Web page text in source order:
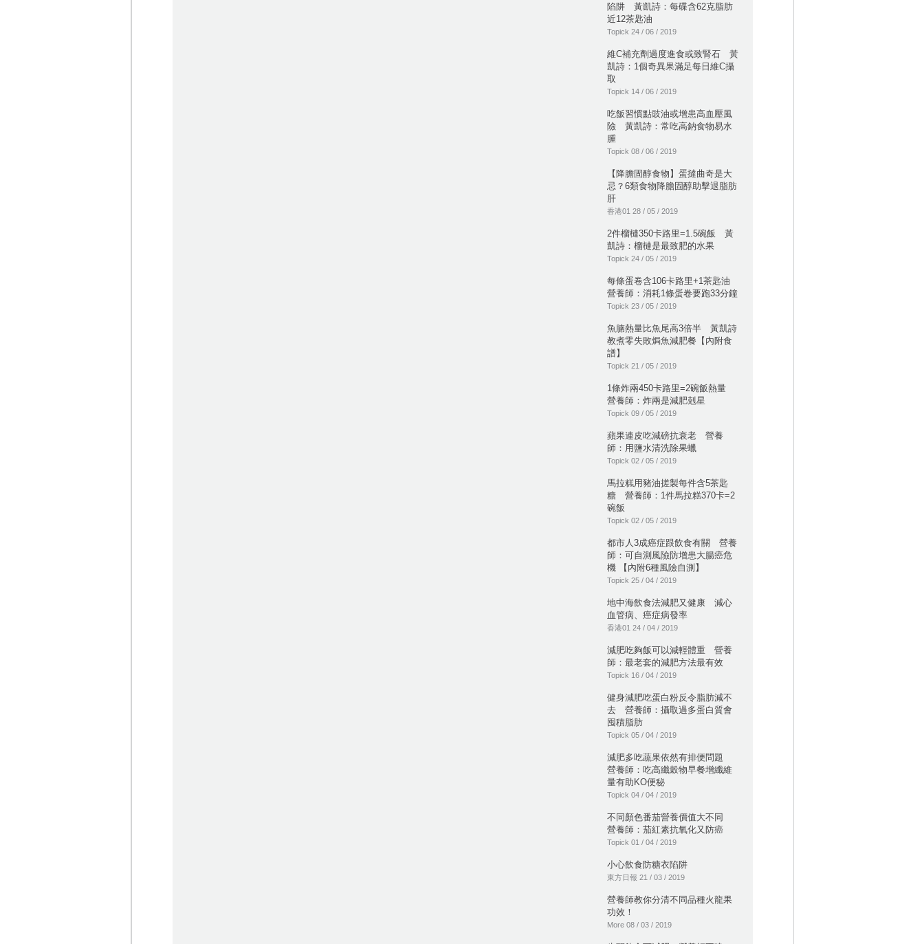
陷阱 黃凱詩：每碟含62克脂肪
近12茶匙油
Topick 24 / 06 / 2019
維C補充劑過度進食或致腎石 黃
凱詩：1個奇異果滿足每日維C攝
取
Topick 14 / 06 / 2019
吃飯習慣點豉油或增患高血壓風
險 黃凱詩：常吃高鈉食物易水
腫
Topick 08 / 06 / 2019
【降膽固醇食物】蛋撻曲奇是大
忌？6類食物降膽固醇助擊退脂肪
肝
香港01 28 / 05 / 2019
2件榴槤350卡路里=1.5碗飯 黃
凱詩：榴槤是最致肥的水果
Topick 24 / 05 / 2019
每條蛋卷含106卡路里+1茶匙油
營養師：消耗1條蛋卷要跑33分鐘
Topick 23 / 05 / 2019
魚腩熱量比魚尾高3倍半 黃凱詩
教煮零失敗焗魚減肥餐【內附食
譜】
Topick 21 / 05 / 2019
1條炸兩450卡路里=2碗飯熱量
營養師：炸兩是減肥剋星
Topick 09 / 05 / 2019
蘋果連皮吃減磅抗衰老 營養
師：用鹽水清洗除果蠟
Topick 02 / 05 / 2019
馬拉糕用豬油搓製每件含5茶匙
糖 營養師：1件馬拉糕370卡=2
碗飯
Topick 02 / 05 / 2019
都市人3成癌症跟飲食有關 營養
師：可自測風險防增患大腸癌危
機 【內附6種風險自測】
Topick 25 / 04 / 2019
地中海飲食法減肥又健康 減心
血管病、癌症病發率
香港01 24 / 04 / 2019
減肥吃夠飯可以減輕體重 營養
師：最老套的減肥方法最有效
Topick 16 / 04 / 2019
健身減肥吃蛋白粉反令脂肪減不
去 營養師：攝取過多蛋白質會
囤積脂肪
Topick 05 / 04 / 2019
減肥多吃蔬果依然有排便問題
營養師：吃高纖穀物早餐增纖維
量有助KO便秘
Topick 04 / 04 / 2019
不同顏色番茄營養價值大不同
營養師：茄紅素抗氧化又防癌
Topick 01 / 04 / 2019
小心飲食防糖衣陷阱
東方日報 21 / 03 / 2019
營養師教你分清不同品種火龍果
功效！
More 08 / 03 / 2019